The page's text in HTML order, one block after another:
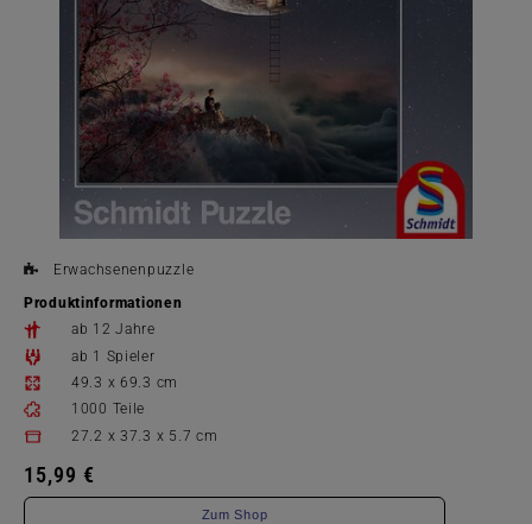
Erwachsenenpuzzle
Produktinformationen
ab 12 Jahre
ab 1 Spieler
49.3 x 69.3 cm
1000 Teile
27.2 x 37.3 x 5.7 cm
15,99 €
Zum Shop